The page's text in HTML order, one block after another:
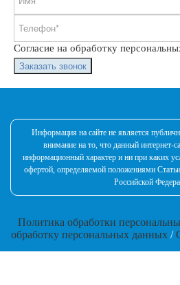
Согласие на обработку
Заказать звонок
Информация на сайте не является
внимание на то, что данный интернет-
информационный характер и ни при каких
офертой, определяемой положениями
Российской
Политика обработки
обработку персональных данных/